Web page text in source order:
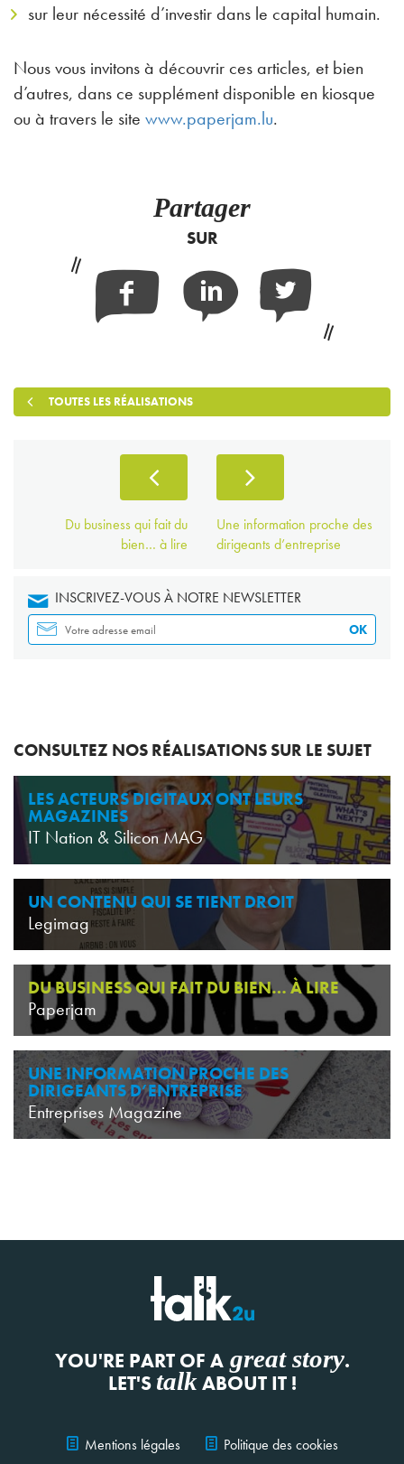
sur leur nécessité d’investir dans le capital humain.
Nous vous invitons à découvrir ces articles, et bien
d’autres, dans ce supplément disponible en kiosque
ou à travers le site www.paperjam.lu.
Partager
SUR
TOUTES LES RÉALISATIONS
Du business qui fait du
bien… à lire
Une information proche des
dirigeants d’entreprise
INSCRIVEZ-VOUS À NOTRE NEWSLETTER
OK
CONSULTEZ NOS RÉALISATIONS SUR LE SUJET
LES ACTEURS DIGITAUX ONT LEURS
MAGAZINES
IT Nation & Silicon MAG
UN CONTENU QUI SE TIENT DROIT
Legimag
DU BUSINESS QUI FAIT DU BIEN… À LIRE
Paperjam
UNE INFORMATION PROCHE DES
DIRIGEANTS D’ENTREPRISE
Entreprises Magazine
YOU'RE PART OF Agreat story.
LET'S talkABOUT IT !
Mentions légales Politique des cookies